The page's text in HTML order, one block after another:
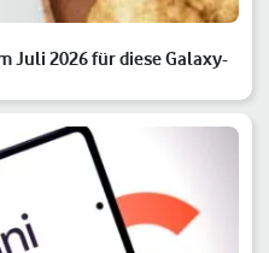
Juli 2026 für diese Galaxy-